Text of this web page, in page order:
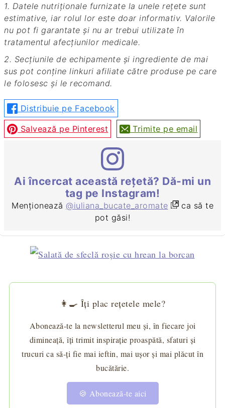
1. Datele nutriționale furnizate la unele rețete sunt
estimative, iar rolul lor este doar informativ. Valorile
nu pot fi garantate și nu ar trebui utilizate în
tratamentul afecțiunilor medicale.
2. Secțiunile de echipamente și ingrediente de mai
sus pot conține linkuri afiliate către produse pe care
le folosesc și le recomand.
Distribuie pe Facebook
Salvează pe Pinterest Trimite pe email
Ai încercat această rețetă? Dă-mi un
tag pe Instagram!
Menționează @iuliana_bucate_aromate
ca să te
pot găsi!
👩‍🍳 Îți plac rețetele mele?
Abonează-te la newsletterul meu și, în fiecare joi
dimineață, îți trimit inspirație proaspătă, sfaturi și
trucuri ca să-ți fie mai ieftin, mai ușor și mai plăcut în
bucătărie.
🍪 Abonează-te aici